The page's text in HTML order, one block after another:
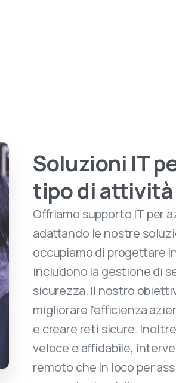
Soluzioni IT
tipo di
Offriamo supporto IT per
adattando le nostre
occupiamo di progettare
includono la gestione di
sicurezza. Il nostro
migliorare l'efficienza
e creare reti sicure.
veloce e affidabile,
remoto che in loco per